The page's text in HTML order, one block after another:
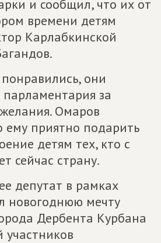
и сообщил, что их от
времени детям
Карлабкинской
они
за
Омаров
ему приятно подарить
детям тех, кто с
сейчас страну.
депутат в рамках
новогоднюю мечту
Дербента Курбана
участников